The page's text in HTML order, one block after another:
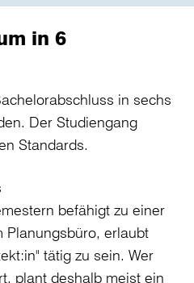
in 6
in sechs
Der Studiengang
Standards.
befähigt zu einer
Planungsbüro, erlaubt
tätig zu sein. Wer
plant deshalb meist ein